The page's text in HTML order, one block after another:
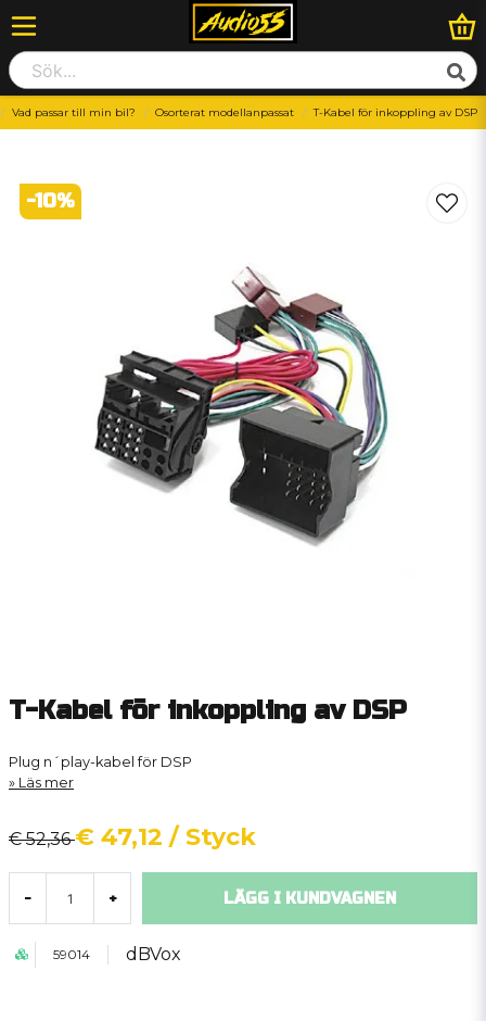
Vad passar till min bil? Osorterat modellanpassat T-Kabel för inkoppling av DSP
-10%
T-Kabel för inkoppling av DSP
Plug n´play-kabel för DSP
Läs mer
€ 52,36€ 47,12 / Styck
- + LÄGG I KUNDVAGNEN
59014 dBVox